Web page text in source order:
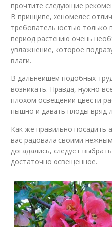
прочтите следующие
В принципе, хеномелес
требовательностью только
период растению очень
увлажнение, которое
влаги.
В дальнейшем подобных
возникать. Правда, нужно
плохом освещении цвести
пышно и давать плоды вряд
Как же правильно посадить
вас радовала своими
догадались, следует
достаточно освещенное.